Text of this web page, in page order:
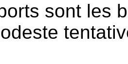
sont les